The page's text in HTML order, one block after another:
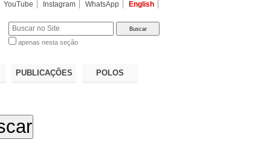
YouTube Instagram WhatsApp English
apenas nesta seção
PUBLICAÇÕES POLOS